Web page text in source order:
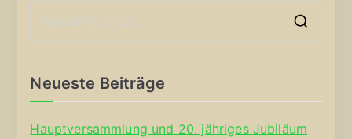
Neueste Beiträge
Hauptversammlung und 20. jähriges Jubiläum